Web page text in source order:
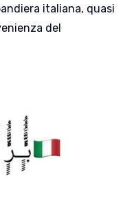
italiana, quasi
del